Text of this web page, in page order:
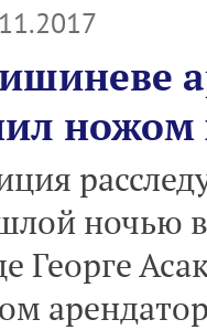
ножом
ночью
Георге